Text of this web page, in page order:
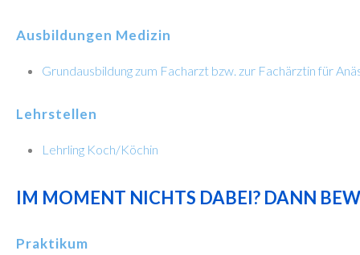
Ausbildungen Medizin
Grundausbildung zum Facharzt bzw. zur Fachärztin für
Lehrstellen
Lehrling Koch/Köchin
IM MOMENT NICHTS DABEI? DANN
Praktikum